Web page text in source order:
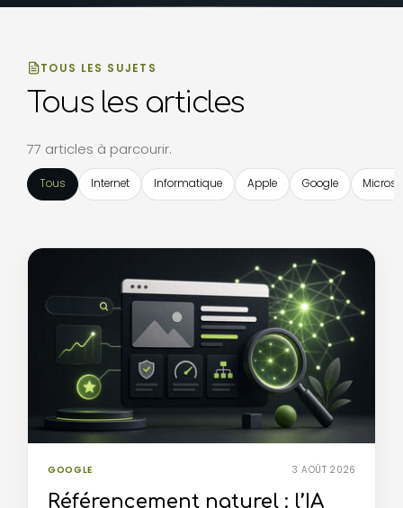
TOUS LES SUJETS
Tous les articles
77 articles à parcourir.
Tous Internet Informatique Apple Google
GOOGLE 3 AOÛT 2026
Référencement naturel : l’IA